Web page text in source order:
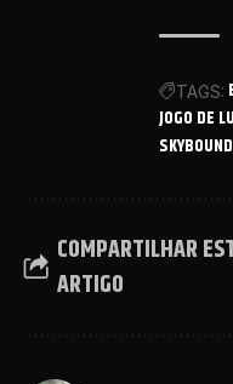
TAGS:
JOGO DE
COMPARTILHAR
ARTIGO